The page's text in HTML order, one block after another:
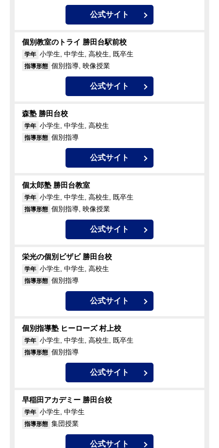
公式サイト
個別教室のトライ 勝田台駅前校
学年 小学生, 中学生, 高校生, 既卒生
指導形態 個別指導, 映像授業
公式サイト
森塾 勝田台校
学年 小学生, 中学生, 高校生
指導形態 個別指導
公式サイト
個太郎塾 勝田台教室
学年 小学生, 中学生, 高校生, 既卒生
指導形態 個別指導, 映像授業
公式サイト
栄光の個別ビザビ 勝田台校
学年 小学生, 中学生, 高校生
指導形態 個別指導
公式サイト
個別指導塾 ヒーローズ 村上校
学年 小学生, 中学生, 高校生, 既卒生
指導形態 個別指導
公式サイト
早稲田アカデミー 勝田台校
学年 小学生, 中学生
指導形態 集団授業
公式サイト